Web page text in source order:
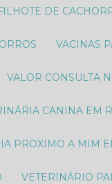
DE
VACINAS
VALOR CONSULTA
CANINA EM
PROXIMO A MIM
VETERINÁRIO